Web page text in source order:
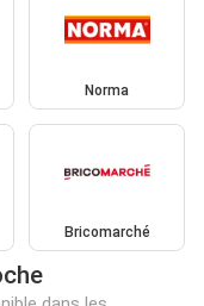
Norma
Bricomarché